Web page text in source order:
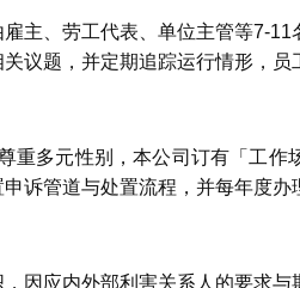
主、劳工代表、单位主管等7-
议题，并定期追踪运行情形，
重多元性别，本公司订有「工
诉管道与处置流程，并每年度
因应内外部利害关系人的要求